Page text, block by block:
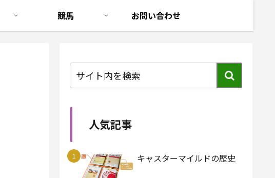
競馬 お問い合わせ
人気記事
キャスターマイルドの歴史